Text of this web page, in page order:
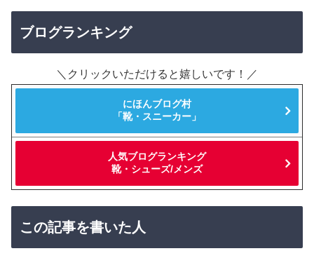
ブログランキング
＼クリックいただけると嬉しいです！／
にほんブログ村
「靴・スニーカー」
人気ブログランキング
靴・シューズ/メンズ
この記事を書いた人